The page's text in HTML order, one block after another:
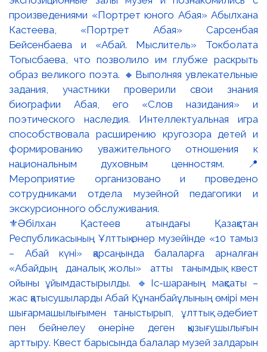
⚜️Әбілхан Қастеев атындағы Қазақстан
Республикасының Ұлттық өнер музейінде «10 тамыз
– Абай күні» қарсаңында балаларға арналған
«Абайдың даналық жолы» атты танымдық квест
ойыны ұйымдастырылды. 🔹Іс-шараның мақсаты –
жас қатысушыларды Абай Құнанбайұлының өмірі мен
шығармашылығымен таныстырып, ұлттық әдебиет
пен бейнелеу өнеріне деген қызығушылығын
арттыру. Квест барысында балалар музей залдарын